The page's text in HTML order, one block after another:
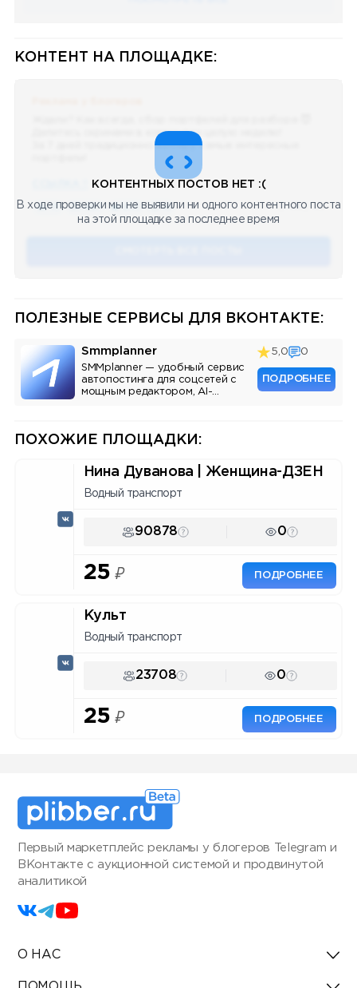
КОНТЕНТ НА ПЛОЩАДКЕ:
Делитесь скринами в комментах целую неделю!
За 7 дней традиционно выберу самые интересные
🔥 75 👍🏻 487 ❤️ 875 🥴 19 12.4k 12:45
КОНТЕНТНЫХ ПОСТОВ НЕТ :(
В ходе проверки мы не выявили ни одного контентного поста
на этой площадке за последнее время
ПОЛЕЗНЫЕ СЕРВИСЫ ДЛЯ ВКОНТАКТЕ:
Smmplanner
SMMplanner — удобный сервис
автопостинга для соцсетей с
мощным редактором, AI-
5,0 0
ПОДРОБНЕЕ
ПОХОЖИЕ ПЛОЩАДКИ:
Нина Дуванова | Женщина-ДЗЕН
Водный транспорт
90878 0
25 ₽ ПОДРОБНЕЕ
Культ
Водный транспорт
23708 0
25 ₽ ПОДРОБНЕЕ
Первый маркетплейс рекламы у блогеров Telegram и
ВКонтакте с аукционной системой и продвинутой
аналитикой
О НАС